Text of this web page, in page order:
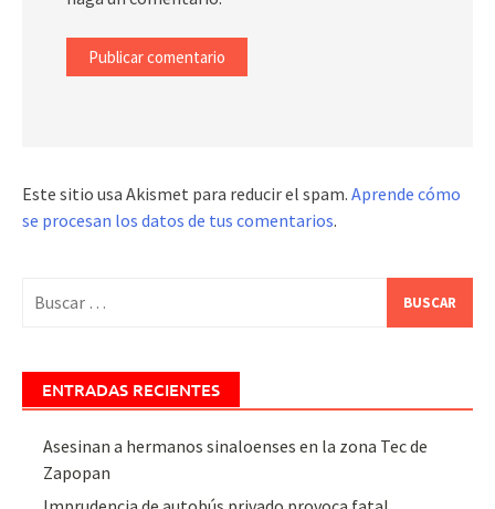
Este sitio usa Akismet para reducir el spam. Aprende cómo
se procesan los datos de tus comentarios.
ENTRADAS RECIENTES
Asesinan a hermanos sinaloenses en la zona Tec de
Zapopan